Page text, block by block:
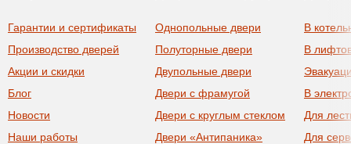
Гарантии и сертификаты
Производство дверей
Акции и скидки
Блог
Новости
Наши работы
Однопольные двери
Полуторные двери
Двупольные двери
Двери с фрамугой
Двери с круглым стеклом
Двери «Антипаника»
В
В
В
Для
Для